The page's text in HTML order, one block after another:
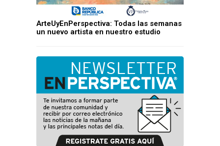
ArteUyEnPerspectiva: Todas las semanas
un nuevo artista en nuestro estudio